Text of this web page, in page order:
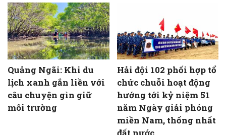
Quảng Ngãi: Khi du
lịch xanh gắn liền với
câu chuyện gìn giữ
môi trường
Hải đội 102 phối hợp tổ
chức chuỗi hoạt động
hướng tới kỷ niệm 51
năm Ngày giải phóng
miền Nam, thống nhất